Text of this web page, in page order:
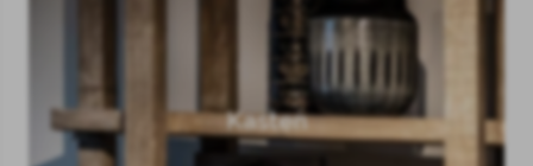
Kasten